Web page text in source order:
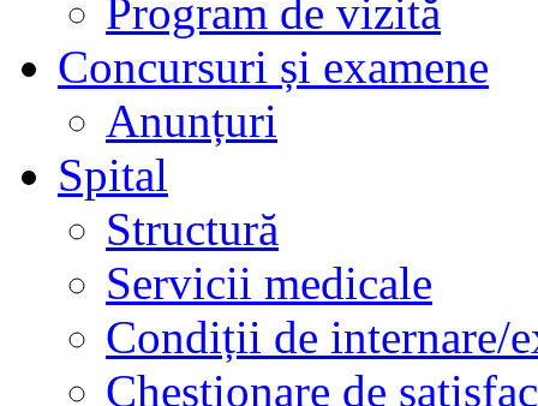
Program de vizită
Concursuri și examene
Anunțuri
Spital
Structură
Servicii medicale
Condiții de internare/
Chestionare de